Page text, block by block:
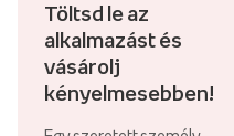
Töltsd le az
alkalmazást és
vásárolj
kényelmesebben!